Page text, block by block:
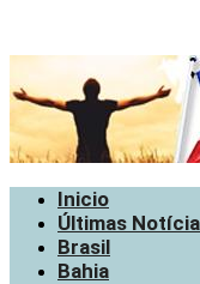
Inicio
Últimas
Brasil
Bahia